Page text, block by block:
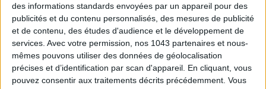
des informations standards envoyées par un appareil pour des
publicités et du contenu personnalisés, des mesures de publicité
et de contenu, des études d'audience et le développement de
services. Avec votre permission, nos 1043 partenaires et nous-
mêmes pouvons utiliser des données de géolocalisation
précises et d’identification par scan d'appareil. En cliquant, vous
pouvez consentir aux traitements décrits précédemment. Vous
CONNAISSEZ-VOUS LE AIRBNB DE LA PISCINE AUTOUR DE PARIS ?